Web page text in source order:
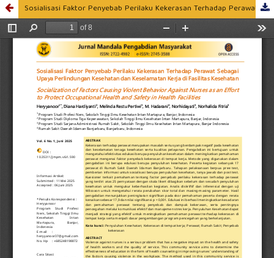
Sosialisasi Faktor Penyebab Perilaku Kekerasan Terhadap Perawat Sebagai Upaya Perlindungan Kesehatan dan Keselamatan Kerja di Fasilitas Kesehatan